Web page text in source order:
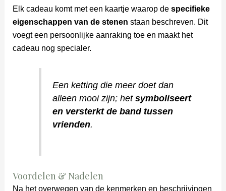
Elk cadeau komt met een kaartje waarop de specifieke
eigenschappen van de stenen staan beschreven. Dit
voegt een persoonlijke aanraking toe en maakt het
cadeau nog specialer.
Een ketting die meer doet dan
alleen mooi zijn; het symboliseert
en versterkt de band tussen
vrienden.
Voordelen & Nadelen
Na het overwegen van de kenmerken en beschrijvingen